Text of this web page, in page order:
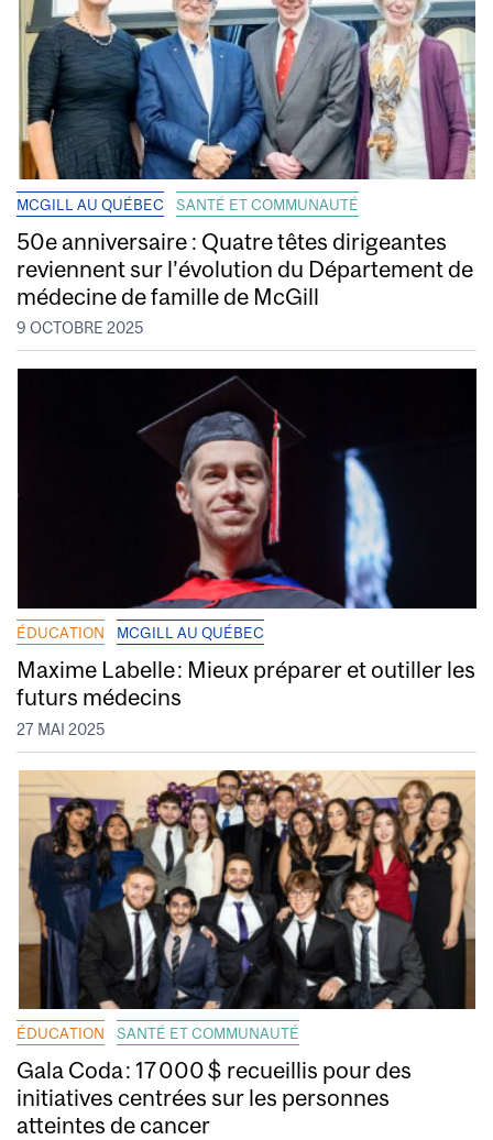
MCGILL AU QUÉBEC SANTÉ ET COMMUNAUTÉ
50e anniversaire : Quatre têtes dirigeantes
reviennent sur l’évolution du Département de
médecine de famille de McGill
9 OCTOBRE 2025
ÉDUCATION MCGILL AU QUÉBEC
Maxime Labelle : Mieux préparer et outiller les
futurs médecins
27 MAI 2025
ÉDUCATION SANTÉ ET COMMUNAUTÉ
Gala Coda : 17 000 $ recueillis pour des
initiatives centrées sur les personnes
atteintes de cancer